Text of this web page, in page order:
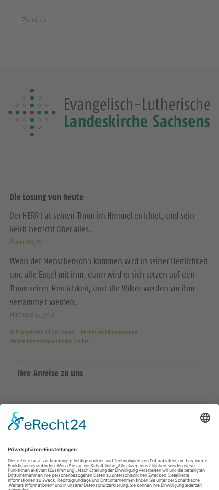
Zurück
Die Losung von heute
Der HERR hat seinen Thron im Himmel errichtet, und sein
Reich herrscht über alles.
Psalm 103,19
Wenn der Menschensohn kommen wird in seiner Herrlichkeit
und alle Engel mit ihm, dann wird er sich setzen auf den
Thron seiner Herrlichkeit, und alle Völker werden vor ihm
versammelt werden.
Matthäus 25,31-32
© Evangelische Brüder-Unität – Herrnhuter Brüdergemeine
Weitere Informationen finden Sie hier
Ihre Anreise zu uns